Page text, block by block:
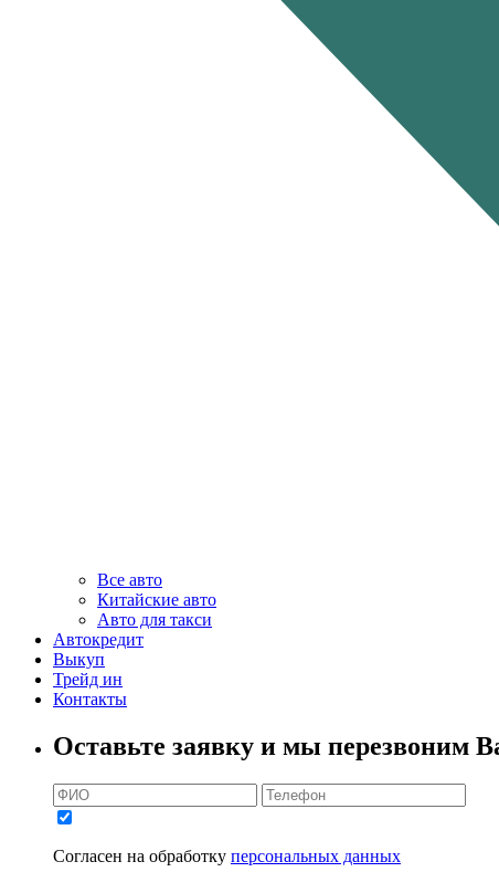
Все авто
Китайские авто
Авто для такси
Автокредит
Выкуп
Трейд ин
Контакты
Оставьте заявку и мы перезвоним
Согласен на обработку персональных данных